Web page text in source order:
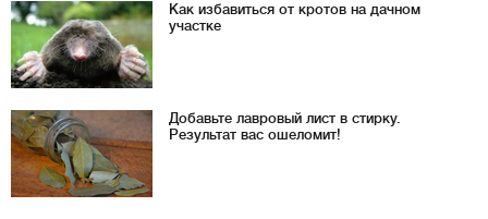
Как избавиться от кротов на дачном
участке
Добавьте лавровый лист в стирку.
Результат вас ошеломит!